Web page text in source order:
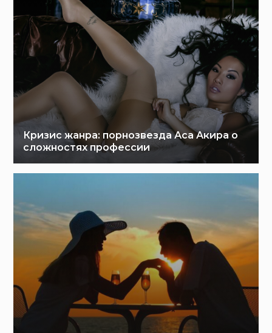
Кризис жанра: порнозвезда Аса Акира о
сложностях профессии